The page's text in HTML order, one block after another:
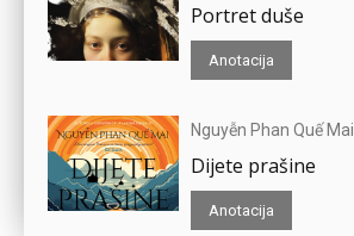
Portret duše
Anotacija
Nguyễn Phan Quế Mai
Dijete prašine
Anotacija